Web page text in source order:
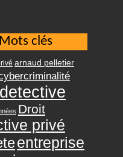
Mots clés
arnaud pelletier
detective
Droit
privé
entreprise